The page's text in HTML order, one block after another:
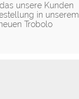
unsere Kunden
in unserem
Trobolo